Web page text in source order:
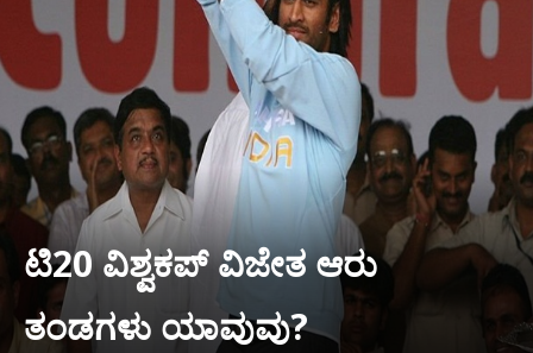
ಟಿ20 ವಿಶ್ವಕಪ್ ವಿಜೇತ ಆರು
ತಂಡಗಳು ಯಾವುವು?